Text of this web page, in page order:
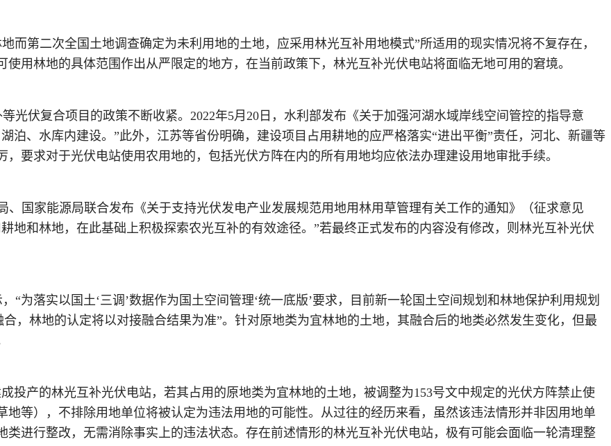
而第二次全国土地调查确定为未利用地的土地，应采用林光互补用地模式”所适用的现实情况将不复存在，
用林地的具体范围作出从严限定的地方，在当前政策下，林光互补光伏电站将面临无地可用的窘境。
光伏复合项目的政策不断收紧。 2022年5月20日，水利部发布《关于加强河湖水域岸线空间管控的指导意
泊、水库内建设。”此外，江苏等省份明确，建设项目占用耕地的应严格落实“进出平衡”责任，河北、新疆等
要求对于光伏电站使用农用地的，包括光伏方阵在内的所有用地均应依法办理建设用地审批手续。
、国家能源局联合发布《关于支持光伏发电产业发展规范用地用林用草管理有关工作的通知》（征求意见
地和林地，在此基础上积极探索农光互补的有效途径。”若最终正式发布的内容没有修改，则林光互补光伏
“为落实以国土‘三调’数据作为国土空间管理‘统一底版’要求，目前新一轮国土空间规划和林地保护利用规划
，林地的认定将以对接融合结果为准”。针对原地类为宜林地的土地，其融合后的地类必然发生变化，但最
投产的林光互补光伏电站，若其占用的原地类为宜林地的土地，被调整为153号文中规定的光伏方阵禁止使
等），不排除用地单位将被认定为违法用地的可能性。从过往的经历来看，虽然该违法情形并非因用地单
进行整改，无需消除事实上的违法状态。存在前述情形的林光互补光伏电站，极有可能会面临一轮清理整